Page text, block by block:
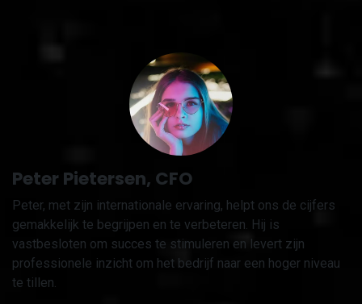
Peter Pietersen, CFO
Peter, met zijn internationale ervaring, helpt ons de cijfers
gemakkelijk te begrijpen en te verbeteren. Hij is
vastbesloten om succes te stimuleren en levert zijn
professionele inzicht om het bedrijf naar een hoger niveau
te tillen.